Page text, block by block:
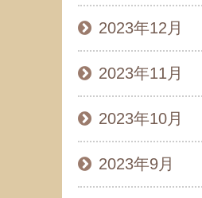
2023年12月
2023年11月
2023年10月
2023年9月